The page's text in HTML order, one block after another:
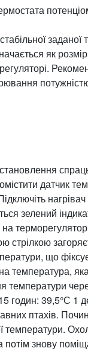
як
датчик
зелений
стрілкою
що
температура,
температури
годин: 39,5°С 1
птахів.
знову